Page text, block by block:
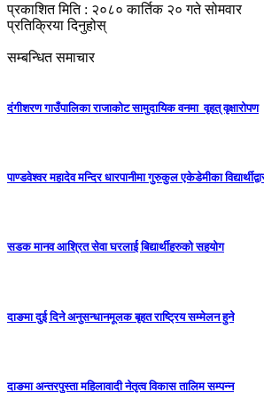
प्रकाशित मिति : २०८० कार्तिक २० गते सोमवार
प्रतिक्रिया दिनुहोस्
सम्बन्धित समाचार
दंगीशरण गाउँपालिका राजाकाेट सामुदायिक वनमा वृहत् वृक्षारोपण
पाण्डवेश्वर महादेव मन्दिर धारपानीमा गुरुकुल एकेडेमीका
सडक मानव आश्रित सेवा घरलाई बिद्यार्थीहरुको सहयोग
दाङमा दुई दिने अनुसन्धानमूलक बृहत राष्ट्रिय सम्मेलन हुने
दाङमा अन्तरपुस्ता महिलावादी नेतृत्व विकास तालिम सम्पन्न